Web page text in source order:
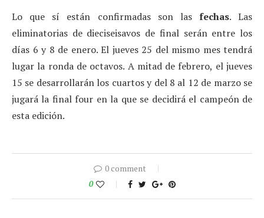
Lo que sí están confirmadas son las fechas. Las
eliminatorias de dieciseisavos de final serán entre los
días 6 y 8 de enero. El jueves 25 del mismo mes tendrá
lugar la ronda de octavos. A mitad de febrero, el jueves
15 se desarrollarán los cuartos y del 8 al 12 de marzo se
jugará la final four en la que se decidirá el campeón de
esta edición.
0 comment
0